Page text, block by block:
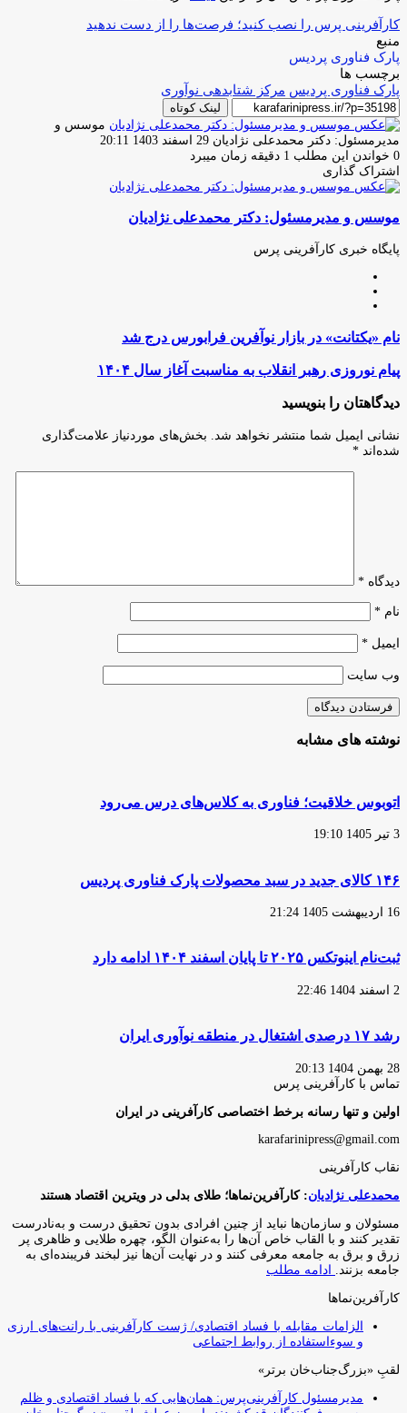
کارآفرینی پرس را نصب کنید؛ فرصت‌ها را از دست ندهید
منبع
پارک فناوری پردیس
برچسب ها
پارک فناوری پردیس مرکز شتابدهی نوآوری
لینک کوتاه
موسس و
مدیرمسئول: دکتر محمدعلی نژادیان ارسال
ایمیل
29 اسفند 1403 20:11
0 خواندن این مطلب 1 دقیقه زمان میبرد
اشتراک گذاری
فیس
توئیتر
لینکدین
واتس
تلگرام
اشتراک
از
ایمیل
چاپ
موسس و مدیرمسئول: دکتر محمدعلی نژادیان
پایگاه خبری کارآفرینی پرس
نام
«یکتانت»
در
بازار
نوآفرین
فرابورس
درج
شد
نام «یکتانت» در بازار نوآفرین فرابورس درج شد
پیام
رهبر
به
مناسبت
پیام نوروزی رهبر انقلاب به مناسبت آغاز سال ۱۴۰۴
دیدگاهتان را بنویسید
نشانی ایمیل شما منتشر نخواهد شد.
بخش‌های موردنیاز علامت‌گذاری
شده‌اند *
دیدگاه *
نام *
ایمیل *
وب‌ سایت
نوشته های مشابه
اتوبوس خلاقیت؛ فناوری به کلاس‌های درس می‌رود
3 تیر 1405 19:10
۱۴۶ کالای جدید در سبد محصولات پارک فناوری پردیس
16 اردیبهشت 1405 21:24
ثبت‌نام اینوتکس ۲۰۲۵ تا پایان اسفند ۱۴۰۴ ادامه دارد
2 اسفند 1404 22:46
رشد ۱۷ درصدی اشتغال در منطقه نوآوری ایران
28 بهمن 1404 20:13
تماس با کارآفرینی پرس
اولین و تنها رسانه برخط اختصاصی کارآفرینی در ایران
karafarinipress@gmail.com
نقاب کارآفرینی
محمدعلی نژادیان: کارآفرین‌نماها؛ طلای بدلی در ویترین اقتصاد هستند
مسئولان و سازمان‌ها نباید از چنین افرادی بدون تحقیق درست و به‌نادرست
تقدیر کنند و با القاب خاص آ‌ن‌ها را به‌عنوان الگو، چهره طلایی و ظاهری پر
زرق و برق به جامعه معرفی کنند و در نهایت آن‌ها نیز لبخند فریبنده‌ای به
جامعه بزنند.
ادامه مطلب
کارآفرین‌نماها
الزامات مقابله با فساد اقتصادی/ ژست کارآفرینی با رانت‌های ارزی
و سوءاستفاده از روابط اجتماعی
لقبِ «بزرگ‌جناب‌خان برتر»
مدیرمسئول کارآفرینی‌پرس: همان‌هایی که با فساد اقتصادی و ظلم